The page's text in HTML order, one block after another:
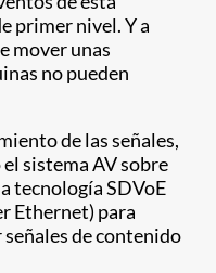
primer nivel. Y a
mover unas
no pueden
de las señales,
sistema AV sobre
tecnología SDVoE
Ethernet) para
de contenido